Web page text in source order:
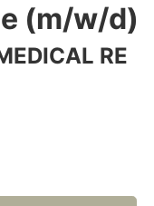
(m/w/d)
RE